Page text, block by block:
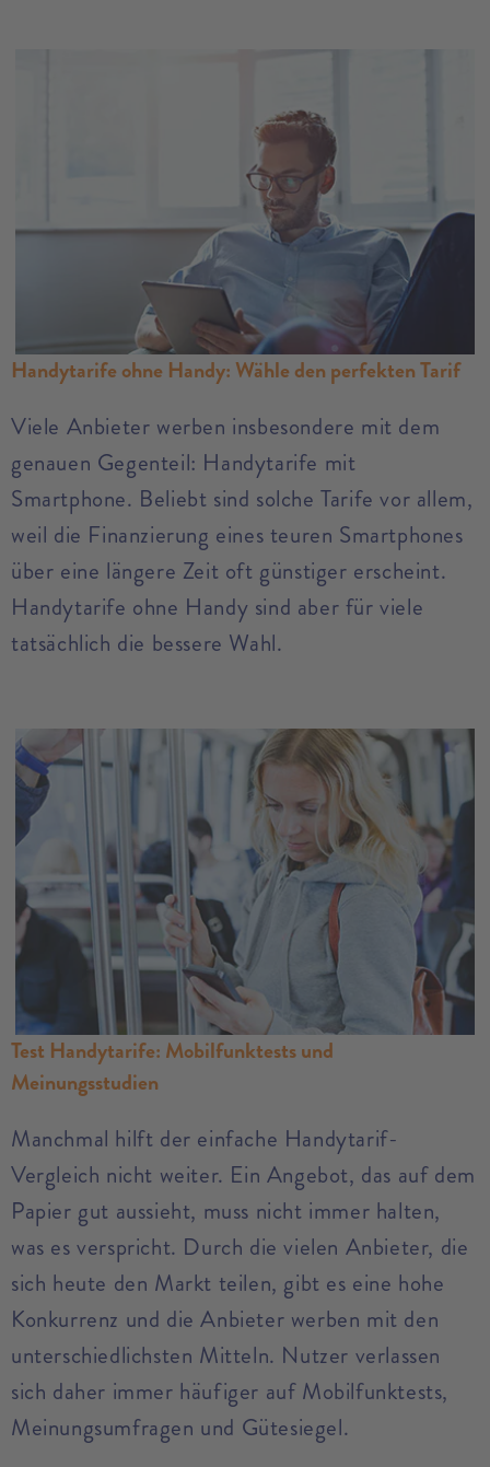
Handytarife ohne Handy: Wähle den perfekten Tarif
Viele Anbieter werben insbesondere mit dem
genauen Gegenteil: Handytarife mit
Smartphone. Beliebt sind solche Tarife vor allem,
weil die Finanzierung eines teuren Smartphones
über eine längere Zeit oft günstiger erscheint.
Handytarife ohne Handy sind aber für viele
tatsächlich die bessere Wahl.
Test Handytarife: Mobilfunktests und
Meinungsstudien
Manchmal hilft der einfache Handytarif-
Vergleich nicht weiter. Ein Angebot, das auf dem
Papier gut aussieht, muss nicht immer halten,
was es verspricht. Durch die vielen Anbieter, die
sich heute den Markt teilen, gibt es eine hohe
Konkurrenz und die Anbieter werben mit den
unterschiedlichsten Mitteln. Nutzer verlassen
sich daher immer häufiger auf Mobilfunktests,
Meinungsumfragen und Gütesiegel.